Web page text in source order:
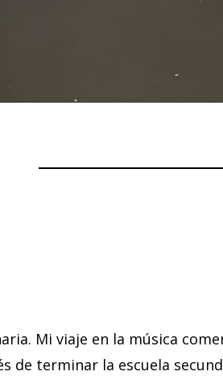
Mi viaje en la música
de terminar la escuela